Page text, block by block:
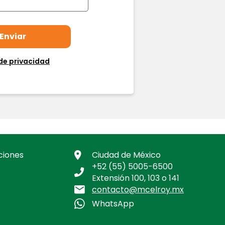
privacidad
Ciudad de México
+52 (55) 5005-6500
Extensión 100, 103 o 141
contacto@mcelroy.mx
WhatsApp